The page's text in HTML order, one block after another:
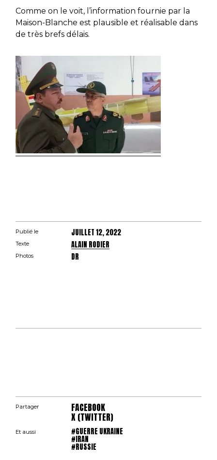
Comme on le voit, l’information fournie par la
Maison-Blanche est plausible et réalisable dans
de très brefs délais.
Publié le JUILLET 12, 2022
Texte ALAIN RODIER
Photos DR
Partager FACEBOOK
X (TWITTER)
Et aussi #GUERRE UKRAINE
#IRAN
#RUSSIE